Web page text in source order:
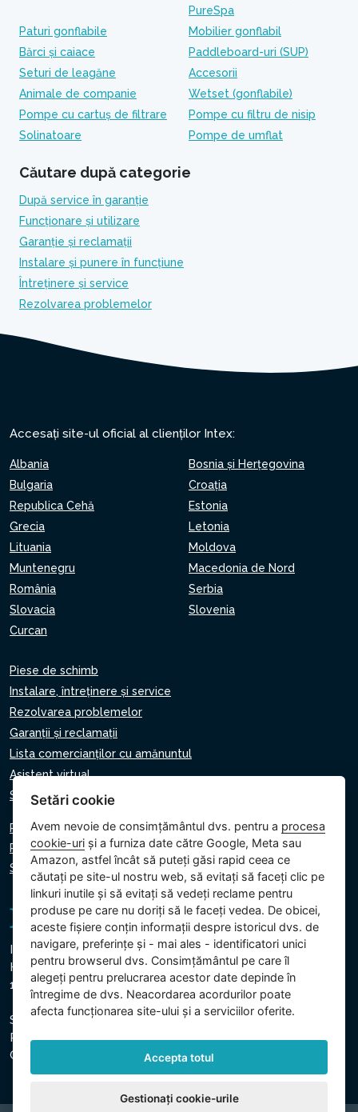
PureSpa
Paturi gonflabile
Mobilier gonflabil
Bărci și caiace
Paddleboard-uri (SUP)
Seturi de leagăne
Accesorii
Animale de companie
Wetset (gonflabile)
Pompe cu cartuș de filtrare
Pompe cu filtru de nisip
Solinatoare
Pompe de umflat
Căutare după categorie
După service în garanție
Funcționare și utilizare
Garanție și reclamații
Instalare și punere în funcțiune
Întreținere și service
Rezolvarea problemelor
Accesați site-ul oficial al clienților Intex:
Albania
Bosnia și Herțegovina
Bulgaria
Croaţia
Republica Cehă
Estonia
Grecia
Letonia
Lituania
Moldova
Muntenegru
Macedonia de Nord
România
Serbia
Slovacia
Slovenia
Curcan
Piese de schimb
Instalare, întreținere și service
Rezolvarea problemelor
Garanții și reclamații
Lista comercianților cu amănuntul
Asistent virtual
Scrie-ne
Politica de confidențialitate
Politica privind cookie-urile
Setări cookie
Intex Trading, s.r.o.
Hradecká 2526/3
130 00 Praga 3 - Republica Cehă
Societatea este înregistrată la Tribunalul Municipal din
Praga, Secțiunea C, Insert 74759
CUI: 26150808, CIF: CZ26150808
Setări cookie
Avem nevoie de consimțământul dvs. pentru a procesa
cookie-uri și a furniza date către Google, Meta sau
Amazon, astfel încât să puteți găsi rapid ceea ce
căutați pe site-ul nostru web, să evitați să faceți clic pe
linkuri inutile și să evitați să vedeți reclame pentru
produse pe care nu doriți să le faceți vedea. De obicei,
aceste fișiere conțin informații despre istoricul dvs. de
navigare, preferințe și - mai ales - identificatori unici
pentru browserul dvs. Consimțământul pe care îl
alegeți pentru prelucrarea acestor date depinde în
întregime de dvs. Neacordarea acordurilor poate
afecta funcționarea site-ului și a serviciilor oferite.
Accepta totul
Gestionați cookie-urile